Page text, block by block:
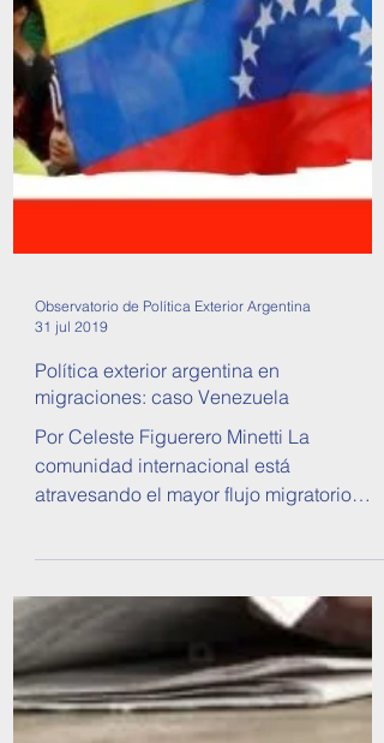
Observatorio de Política Exterior Argentina
31 jul 2019
Política exterior argentina en
migraciones: caso Venezuela
Por Celeste Figuerero Minetti La